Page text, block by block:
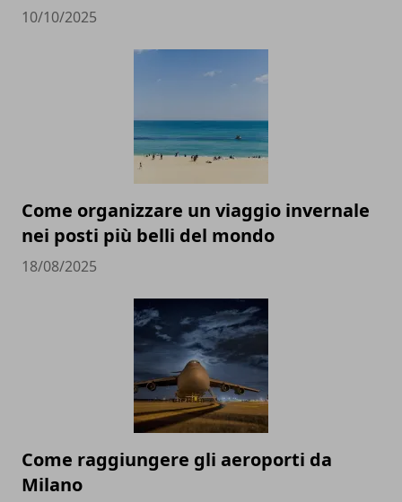
10/10/2025
Come organizzare un viaggio invernale
nei posti più belli del mondo
18/08/2025
Come raggiungere gli aeroporti da
Milano